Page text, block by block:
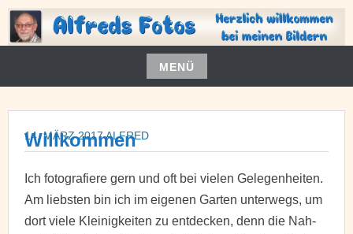
Zum
Inhalt
ALFREDS FOTOS
WILLKOMMEN BEI MEINEN BILDERN
MENÜ
Zum
Inhalt
springen
14. MÄRZ 2017ALFRED
Willkommen
Ich fotografiere gern und oft bei vielen Gelegenheiten.
Am liebsten bin ich im eigenen Garten unterwegs, um
dort viele Kleinigkeiten zu entdecken, denn die Nah-